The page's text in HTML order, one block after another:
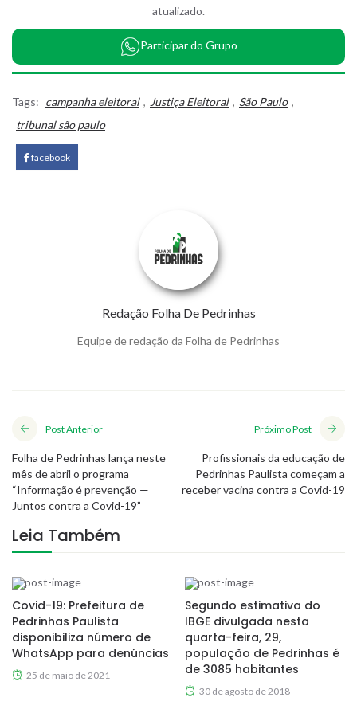
atualizado.
Participar do Grupo
Tags: campanha eleitoral , Justiça Eleitoral , São Paulo ,
tribunal são paulo
facebook
Redação Folha De Pedrinhas
Equipe de redação da Folha de Pedrinhas
Post Anterior
Folha de Pedrinhas lança neste
mês de abril o programa
“Informação é prevenção —
Juntos contra a Covid-19”
Próximo Post
Profissionais da educação de
Pedrinhas Paulista começam a
receber vacina contra a Covid-19
Leia Também
Covid-19: Prefeitura de
Pedrinhas Paulista
disponibiliza número de
WhatsApp para denúncias
25 de maio de 2021
Segundo estimativa do
IBGE divulgada nesta
quarta-feira, 29,
população de Pedrinhas é
de 3085 habitantes
30 de agosto de 2018